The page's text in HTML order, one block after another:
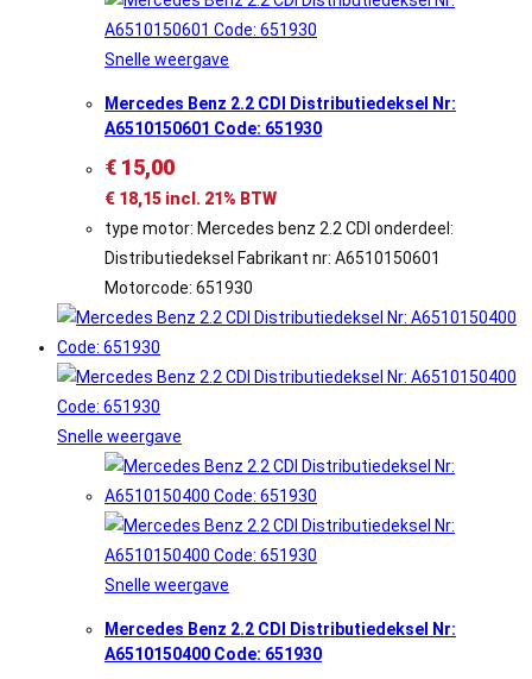
Snelle weergave
Mercedes Benz 2.2 CDI Distributiedeksel Nr:
A6510150601 Code: 651930
€ 15,00
€ 18,15 incl. 21% BTW
type motor: Mercedes benz 2.2 CDI onderdeel:
Distributiedeksel Fabrikant nr: A6510150601
Motorcode: 651930
Snelle weergave
Snelle weergave
Mercedes Benz 2.2 CDI Distributiedeksel Nr:
A6510150400 Code: 651930